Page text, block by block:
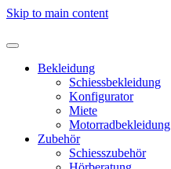
Skip to main content
Bekleidung
Schiessbekleidung
Konfigurator
Miete
Motorradbekleidung
Zubehör
Schiesszubehör